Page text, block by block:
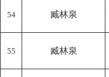
54 臧林泉
55 臧林泉